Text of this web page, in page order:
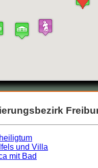
und Villa
mit Bad